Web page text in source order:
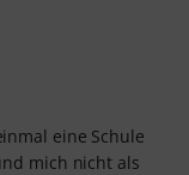
eine Schule
mich nicht als